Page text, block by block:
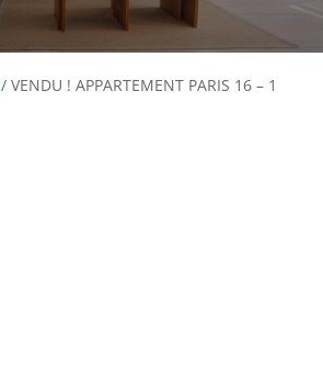
/ VENDU ! APPARTEMENT PARIS 16 – 1